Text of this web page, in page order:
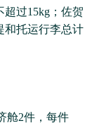
过15kg；佐贺
和托运行李总计
2件，每件